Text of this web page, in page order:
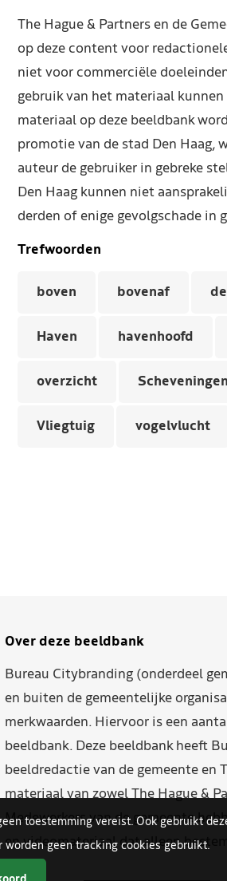
The Hague & Partners en de
op deze content voor
niet voor commerciële
gebruik van het materiaal
materiaal op deze beeldbank
promotie van de stad Den Haag,
auteur de gebruiker in gebreke
Den Haag kunnen niet
derden of enige gevolgschade in
Trefwoorden
boven bovenaf
Haven havenhoofd
overzicht Scheveningen
Vliegtuig vogelvlucht
Over deze beeldbank
Bureau Citybranding (onderdeel
en buiten de gemeentelijke
merkwaarden. Hiervoor is een
beeldbank. Deze beeldbank heeft
beeldredactie van de gemeente en
materiaal van zowel The Hague &
Medewerkers van de gemeente
en videomateriaal dat alleen
toestemming vereist. Ook gebruikt
worden geen tracking cookies gebruikt.